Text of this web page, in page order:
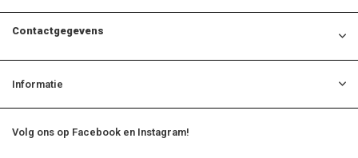
Contactgegevens
Informatie
Volg ons op Facebook en Instagram!